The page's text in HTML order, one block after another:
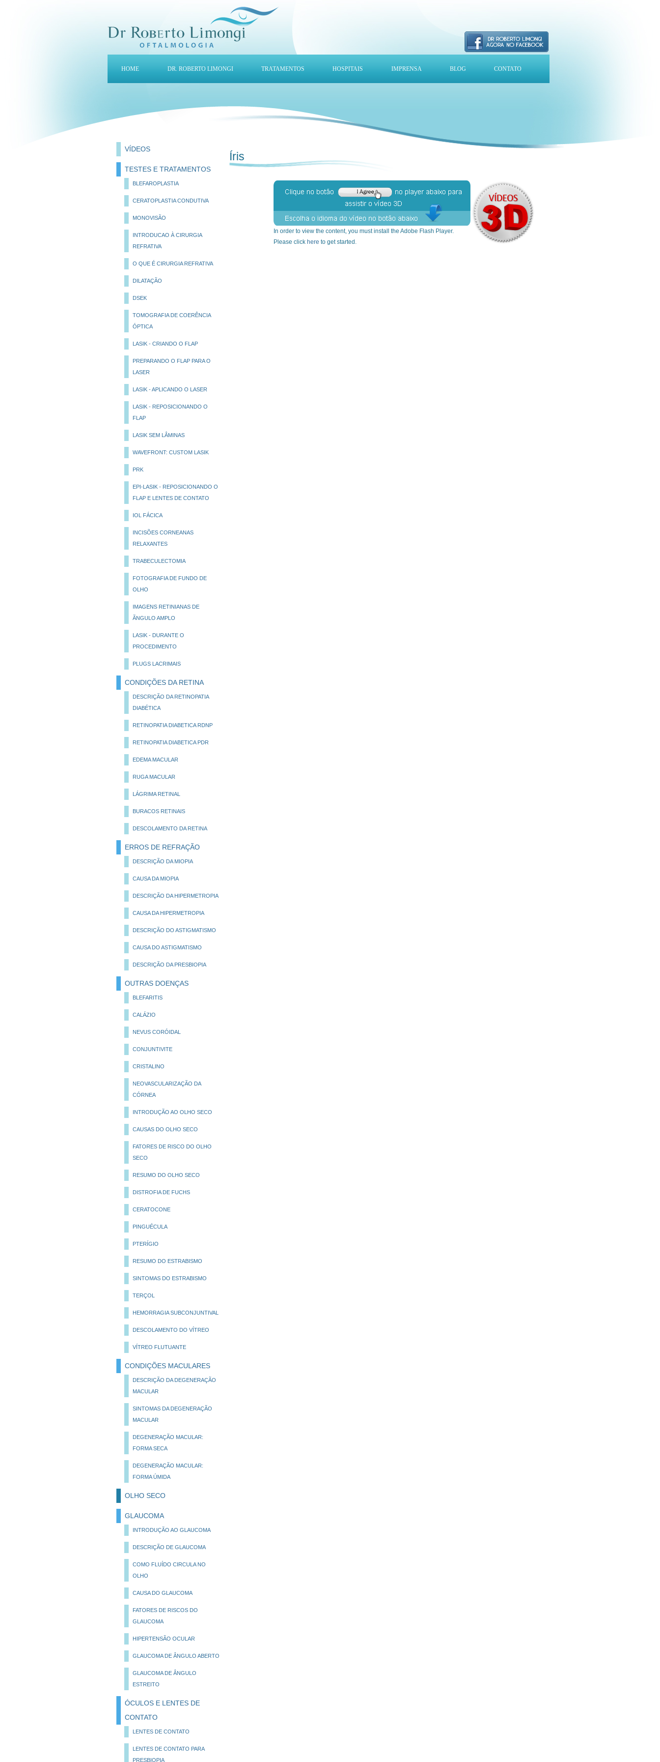
HOME DR. ROBERTO LIMONGI TRATAMENTOS HOSPITAIS IMPRENSA BLOG CONTATO
VÍDEOS
TESTES E TRATAMENTOS
BLEFAROPLASTIA
CERATOPLASTIA CONDUTIVA
MONOVISÃO
INTRODUCAO À CIRURGIA
REFRATIVA
O QUE É CIRURGIA REFRATIVA
DILATAÇÃO
DSEK
TOMOGRAFIA DE COERÊNCIA
ÓPTICA
LASIK - CRIANDO O FLAP
PREPARANDO O FLAP PARA O
LASER
LASIK - APLICANDO O LASER
LASIK - REPOSICIONANDO O
FLAP
LASIK SEM LÂMINAS
WAVEFRONT: CUSTOM LASIK
PRK
EPI-LASIK - REPOSICIONANDO O
FLAP E LENTES DE CONTATO
IOL FÁCICA
INCISÕES CORNEANAS
RELAXANTES
TRABECULECTOMIA
FOTOGRAFIA DE FUNDO DE
OLHO
IMAGENS RETINIANAS DE
ÃNGULO AMPLO
LASIK - DURANTE O
PROCEDIMENTO
PLUGS LACRIMAIS
CONDIÇÕES DA RETINA
DESCRIÇÃO DA RETINOPATIA
DIABÉTICA
RETINOPATIA DIABETICA RDNP
RETINOPATIA DIABETICA PDR
EDEMA MACULAR
RUGA MACULAR
LÁGRIMA RETINAL
BURACOS RETINAIS
DESCOLAMENTO DA RETINA
ERROS DE REFRAÇÃO
DESCRIÇÃO DA MIOPIA
CAUSA DA MIOPIA
DESCRIÇÃO DA HIPERMETROPIA
CAUSA DA HIPERMETROPIA
DESCRIÇÃO DO ASTIGMATISMO
CAUSA DO ASTIGMATISMO
DESCRIÇÃO DA PRESBIOPIA
OUTRAS DOENÇAS
BLEFARITIS
CALÁZIO
NEVUS CORÓIDAL
CONJUNTIVITE
CRISTALINO
NEOVASCULARIZAÇÃO DA
CÓRNEA
INTRODUÇÃO AO OLHO SECO
CAUSAS DO OLHO SECO
FATORES DE RISCO DO OLHO
SECO
RESUMO DO OLHO SECO
DISTROFIA DE FUCHS
CERATOCONE
PINGUÉCULA
PTERÍGIO
RESUMO DO ESTRABISMO
SINTOMAS DO ESTRABISMO
TERÇOL
HEMORRAGIA SUBCONJUNTIVAL
DESCOLAMENTO DO VÍTREO
VÍTREO FLUTUANTE
CONDIÇÕES MACULARES
DESCRIÇÃO DA DEGENERAÇÃO
MACULAR
SINTOMAS DA DEGENERAÇÃO
MACULAR
DEGENERAÇÃO MACULAR:
FORMA SECA
DEGENERAÇÃO MACULAR:
FORMA ÚMIDA
OLHO SECO
GLAUCOMA
INTRODUÇÃO AO GLAUCOMA
DESCRIÇÃO DE GLAUCOMA
COMO FLUÍDO CIRCULA NO
OLHO
CAUSA DO GLAUCOMA
FATORES DE RISCOS DO
GLAUCOMA
HIPERTENSÃO OCULAR
GLAUCOMA DE ÂNGULO ABERTO
GLAUCOMA DE ÂNGULO
ESTREITO
ÓCULOS E LENTES DE
CONTATO
LENTES DE CONTATO
LENTES DE CONTATO PARA
PRESBIOPIA
Íris
In order to view the content, you must install the Adobe Flash Player.
Please click here to get started.